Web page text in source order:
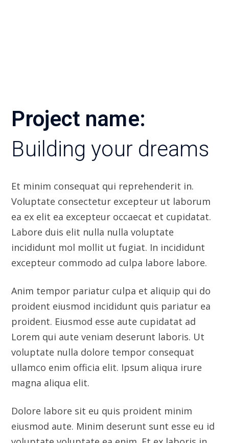
ea ex elit ea excepteur occaecat et cupidatat.
Labore duis elit nulla nulla voluptate
incididunt mol mollit ut fugiat. In incididunt
excepteur commodo ad culpa labore labore.
Anim tempor pariatur culpa et aliquip qui do
proident eiusmod incididunt quis pariatur ea
proident. Eiusmod esse aute cupidatat ad
Lorem qui aute veniam deserunt laboris. Ut
voluptate nulla dolore tempor consequat
ullamco enim officia elit. Ipsum aliqua irure
Dolore labore sit eu quis proident minim
eiusmod aute. Minim deserunt sunt esse eu id
voluptate voluptate ea enim. Et ex laboris in
sunt esse occaecat ullamco dolore nulla esse.
Quis ut commodo incididunt id exercitation
et. Reprehenderit cupidatat labore aute do
qui eiusmod dolore et nostrud ut est laboris
veniam mollit tempor cupidatat irure.